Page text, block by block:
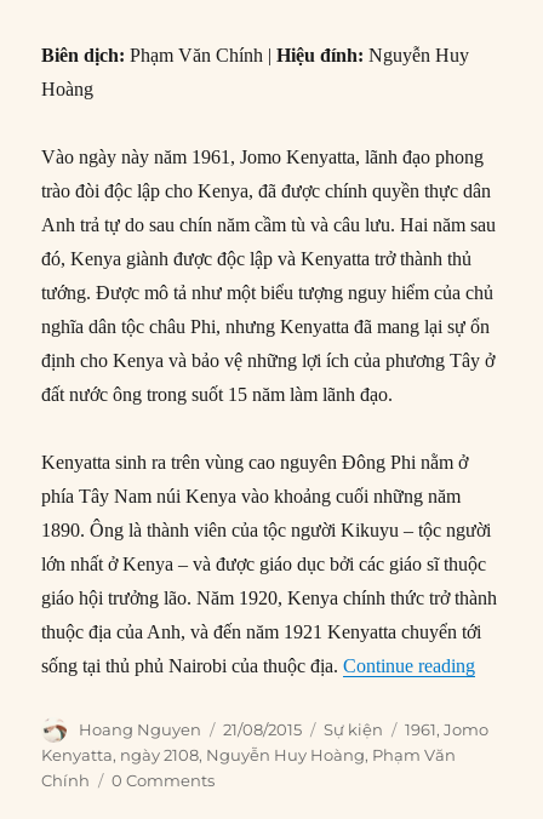
Biên dịch: Phạm Văn Chính |Hiệu đính: Nguyễn Huy
Hoàng
Vào ngày này năm 1961, Jomo Kenyatta, lãnh đạo phong
trào đòi độc lập cho Kenya, đã được chính quyền thực dân
Anh trả tự do sau chín năm cầm tù và câu lưu. Hai năm sau
đó, Kenya giành được độc lập và Kenyatta trở thành thủ
tướng. Được mô tả như một biểu tượng nguy hiểm của chủ
nghĩa dân tộc châu Phi, nhưng Kenyatta đã mang lại sự ổn
định cho Kenya và bảo vệ những lợi ích của phương Tây ở
đất nước ông trong suốt 15 năm làm lãnh đạo.
Kenyatta sinh ra trên vùng cao nguyên Đông Phi nằm ở
phía Tây Nam núi Kenya vào khoảng cuối những năm
1890. Ông là thành viên của tộc người Kikuyu – tộc người
lớn nhất ở Kenya – và được giáo dục bởi các giáo sĩ thuộc
giáo hội trưởng lão. Năm 1920, Kenya chính thức trở thành
thuộc địa của Anh, và đến năm 1921 Kenyatta chuyển tới
sống tại thủ phủ Nairobi của thuộc địa.Continue reading“21/08/
Author
Hoang Nguyen
Posted
on
21/08/2015 Categories
Sự kiện Tags
1961,Jomo
Kenyatta, ngày 2108, Nguyễn Huy Hoàng, Phạm Văn
Chính
0 Comments